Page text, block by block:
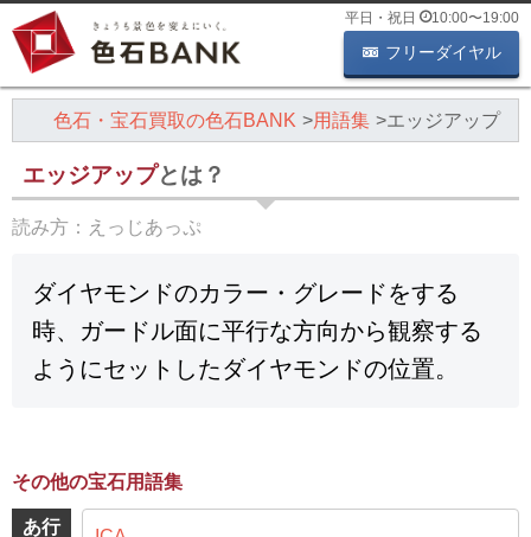
平日・祝日 10:00〜19:00
フリーダイヤル
色石・宝石買取の色石BANK 用語集 エッジアップ
エッジアップとは？
読み方： えっじあっぷ
ダイヤモンドのカラー・グレードをする
時、ガードル面に平行な方向から観察する
ようにセットしたダイヤモンドの位置。
その他の宝石用語集
あ行